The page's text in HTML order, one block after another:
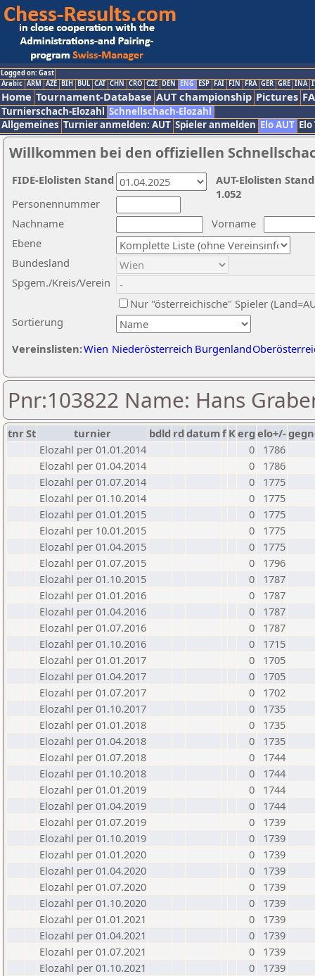
Logged on: Gast
Arabic ARM AZE BIH BUL CAT CHN CRO CZE DEN ENG ESP FAI FIN FRA GER GRE INA
Home Tournament-Database AUT championship Pictures
Turnierschach-Elozahl Schnellschach-Elozahl
Allgemeines Turnier anmelden: AUT Spieler anmelden Elo AUT
Willkommen bei den offiziellen
Nachname
Vorname
Ebene
Sortierung
Personennummer
Bundesland
Spgem./Kreis/Verein
Nur "österreichische" Spieler
Vereinslisten:Wien Niederösterreich Burgenland
AUT-Elolisten
1.052
FIDE-Elolisten Stand
Pnr:103822 Name: Hans
tnrSt turnier bdld rd datumf Kerg elo+/-
Elozahl per 01.01.2014
0
1786
Elozahl per 01.04.2014
0
1786
Elozahl per 01.07.2014
0
1775
Elozahl per 01.10.2014
0
1775
Elozahl per 01.01.2015
0
1775
Elozahl per 10.01.2015
0
1775
Elozahl per 01.04.2015
0
1775
Elozahl per 01.07.2015
0
1796
Elozahl per 01.10.2015
0
1787
Elozahl per 01.01.2016
0
1787
Elozahl per 01.04.2016
0
1787
Elozahl per 01.07.2016
0
1787
Elozahl per 01.10.2016
0
1715
Elozahl per 01.01.2017
0
1705
Elozahl per 01.04.2017
0
1705
Elozahl per 01.07.2017
0
1702
Elozahl per 01.10.2017
0
1735
Elozahl per 01.01.2018
0
1735
Elozahl per 01.04.2018
0
1735
Elozahl per 01.07.2018
0
1744
Elozahl per 01.10.2018
0
1744
Elozahl per 01.01.2019
0
1744
Elozahl per 01.04.2019
0
1744
Elozahl per 01.07.2019
0
1739
Elozahl per 01.10.2019
0
1739
Elozahl per 01.01.2020
0
1739
Elozahl per 01.04.2020
0
1739
Elozahl per 01.07.2020
0
1739
Elozahl per 01.10.2020
0
1739
Elozahl per 01.01.2021
0
1739
Elozahl per 01.04.2021
0
1739
Elozahl per 01.07.2021
0
1739
Elozahl per 01.10.2021
0
1739